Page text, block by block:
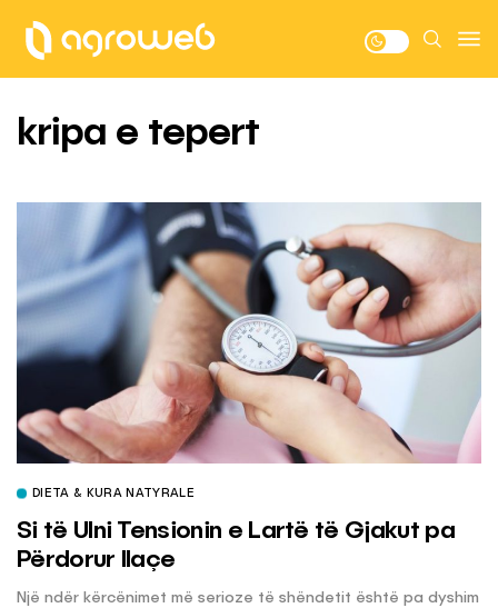
kripa e tepert
DIETA & KURA NATYRALE
Si të Ulni Tensionin e Lartë të Gjakut pa
Përdorur Ilaçe
Një ndër kërcënimet më serioze të shëndetit është pa dyshim